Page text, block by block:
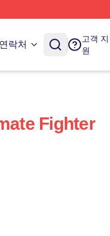
연락처
고객 지
원
Fighter